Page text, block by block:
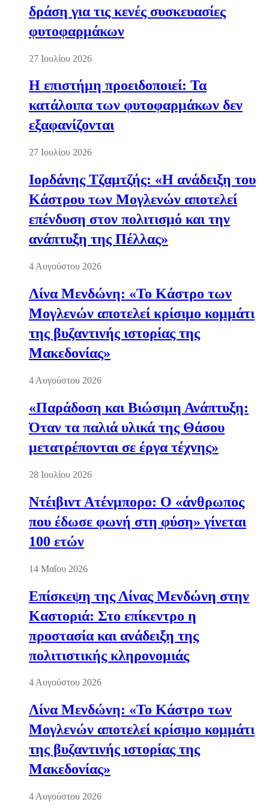
δράση για τις κενές συσκευασίες
φυτοφαρμάκων
27 Ιουλίου 2026
Η επιστήμη προειδοποιεί: Τα
κατάλοιπα των φυτοφαρμάκων δεν
εξαφανίζονται
27 Ιουλίου 2026
Ιορδάνης Τζαμτζής: «Η ανάδειξη του
Κάστρου των Μογλενών αποτελεί
επένδυση στον πολιτισμό και την
ανάπτυξη της Πέλλας»
4 Αυγούστου 2026
Λίνα Μενδώνη: «Το Κάστρο των
Μογλενών αποτελεί κρίσιμο κομμάτι
της βυζαντινής ιστορίας της
Μακεδονίας»
4 Αυγούστου 2026
«Παράδοση και Βιώσιμη Ανάπτυξη:
Όταν τα παλιά υλικά της Θάσου
μετατρέπονται σε έργα τέχνης»
28 Ιουλίου 2026
Ντέιβιντ Ατένμπορο: Ο «άνθρωπος
που έδωσε φωνή στη φύση» γίνεται
100 ετών
14 Μαΐου 2026
Επίσκεψη της Λίνας Μενδώνη στην
Καστοριά: Στο επίκεντρο η
προστασία και ανάδειξη της
πολιτιστικής κληρονομιάς
4 Αυγούστου 2026
Λίνα Μενδώνη: «Το Κάστρο των
Μογλενών αποτελεί κρίσιμο κομμάτι
της βυζαντινής ιστορίας της
Μακεδονίας»
4 Αυγούστου 2026